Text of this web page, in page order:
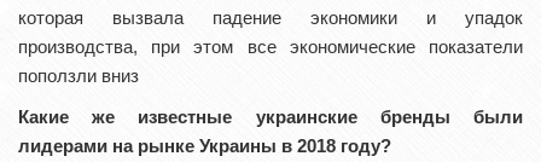
которая вызвала падение экономики и упадок
производства, при этом все экономические показатели
поползли вниз
Какие же известные украинские бренды были
лидерами на рынке Украины в 2018 году?